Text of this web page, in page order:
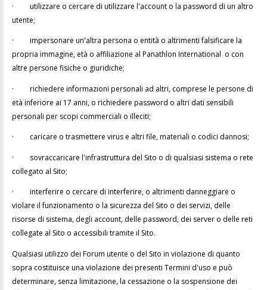
· utilizzare o cercare di utilizzare l'account o la password di un altro
utente;
· impersonare un'altra persona o entità o altrimenti falsificare la
propria immagine, età o affiliazione al Panathlon International o con
altre persone fisiche o giuridiche;
· richiedere informazioni personali ad altri, comprese le persone di
età inferiore ai 17 anni, o richiedere password o altri dati sensibili
personali per scopi commerciali o illeciti;
· caricare o trasmettere virus e altri file, materiali o codici dannosi;
· sovraccaricare l'infrastruttura del Sito o di qualsiasi sistema o rete
collegato al Sito;
· interferire o cercare di interferire, o altrimenti danneggiare o
violare il funzionamento o la sicurezza del Sito o dei servizi, delle
risorse di sistema, degli account, delle password, dei server o delle reti
collegate al Sito o accessibili tramite il Sito.
Qualsiasi utilizzo dei Forum utente o del Sito in violazione di quanto
sopra costituisce una violazione dei presenti Termini d'uso e può
determinare, senza limitazione, la cessazione o la sospensione dei